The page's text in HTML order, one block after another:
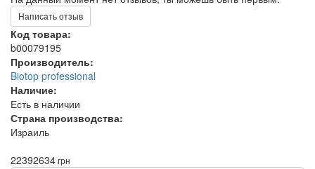
Написать отзыв
Код товара:
b00079195
Производитель:
Biotop professional
Наличие:
Есть в наличии
Страна производства:
Израиль
22392634грн